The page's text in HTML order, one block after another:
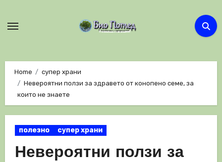
Home
супер храни
Невероятни ползи за здравето от конопено семе, за
които не знаете
полезно супер храни
Невероятни ползи за